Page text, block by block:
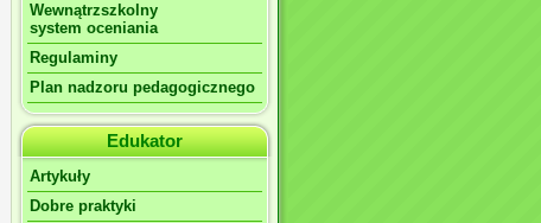
Wewnątrzszkolny
system oceniania
Regulaminy
Plan nadzoru pedagogicznego
Edukator
Artykuły
Dobre praktyki